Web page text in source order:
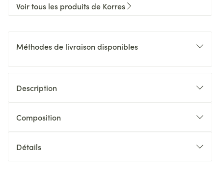
Voir tous les produits de Korres
Méthodes de livraison disponibles
Description
Composition
Détails